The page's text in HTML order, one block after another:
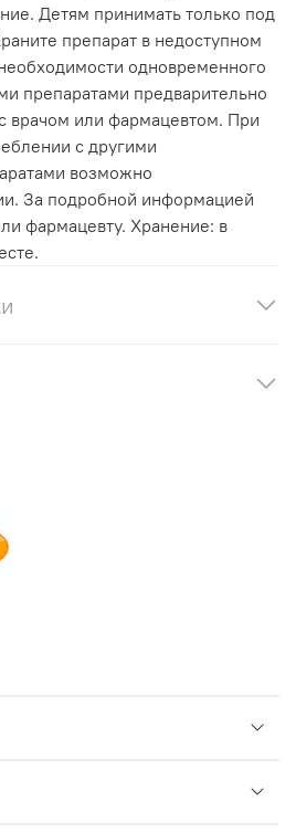
Детям принимать только под
препарат в недоступном
одновременного
препаратами предварительно
врачом или фармацевтом. При
с другими
возможно
За подробной информацией
фармацевту. Хранение: в